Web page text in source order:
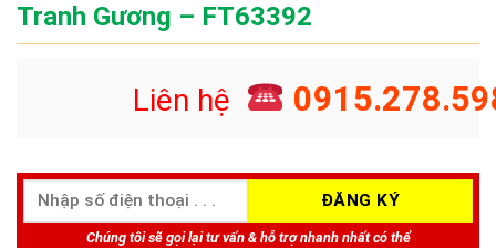
Tranh Gương – FT63392
Liên hệ
Chúng tôi sẽ gọi lại tư vấn & hỗ trợ nhanh nhất có thể